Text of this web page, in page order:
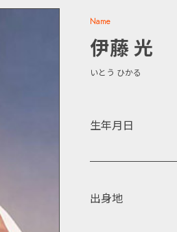
Name
伊藤 光
いとう ひかる
生年月日
出身地